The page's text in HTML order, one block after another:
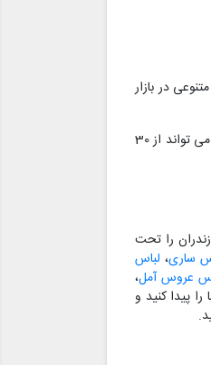
در بازار
همان طور که در بالا نیز اشاره شد، هزینه خرید لباس عروس ترک معمولا از لباس های دوخت ایران بیشتر خواهد بود. با توجه به برند و مدل لباس هزینه خرید لباس عروس ترک می تواند از 30
را تحت
ساری، لباس
عروس آمل،
را پیدا کنید و